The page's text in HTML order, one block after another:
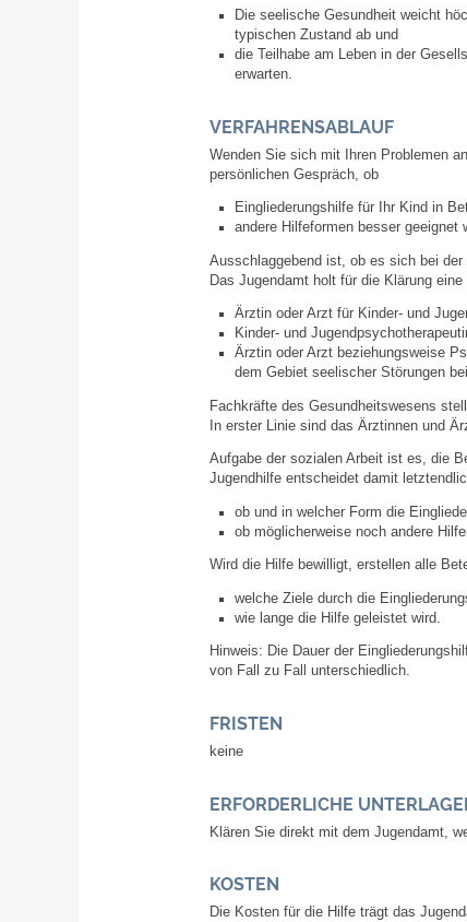
Die seelische Gesundheit weicht
typischen Zustand ab und
die Teilhabe am Leben in der
erwarten.
VERFAHRENSABLAUF
Wenden Sie sich mit Ihren Problemen
persönlichen Gespräch, ob
Eingliederungshilfe für Ihr Kind in
andere Hilfeformen besser geeignet
Ausschlaggebend ist, ob es sich bei
Das Jugendamt holt für die Klärung
Ärztin oder Arzt für Kinder- und
Kinder- und
Ärztin oder Arzt beziehungsweise
dem Gebiet seelischer Störungen
Fachkräfte des Gesundheitswesens
In erster Linie sind das Ärztinnen und
Aufgabe der sozialen Arbeit ist es, die
Jugendhilfe entscheidet damit
ob und in welcher Form die
ob möglicherweise noch andere
Wird die Hilfe bewilligt, erstellen alle
welche Ziele durch die
wie lange die Hilfe geleistet wird.
Hinweis: Die Dauer der
von Fall zu Fall unterschiedlich.
FRISTEN
keine
ERFORDERLICHE
Klären Sie direkt mit dem Jugendamt,
KOSTEN
Die Kosten für die Hilfe trägt das